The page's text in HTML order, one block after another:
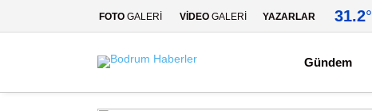
FOTO GALERİ VİDEO GALERİ YAZARLAR 31.2°
Gündem